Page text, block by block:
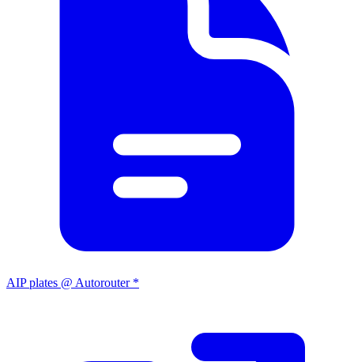
AIP plates @ Autorouter *